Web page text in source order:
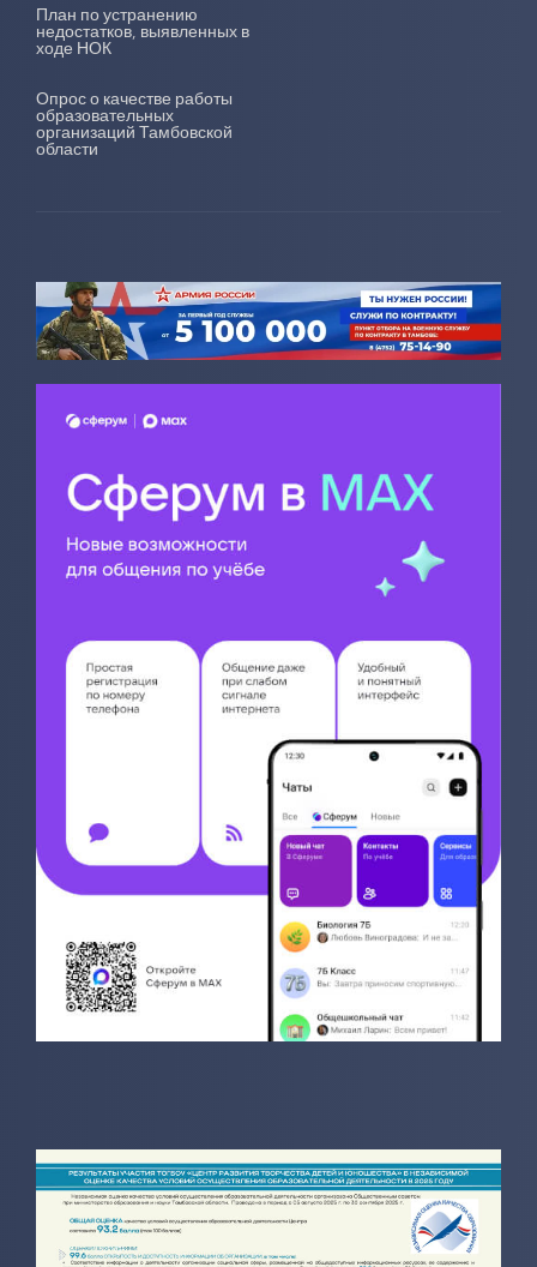
План по устранению
недостатков, выявленных в
ходе НОК
Опрос о качестве работы
образовательных
организаций Тамбовской
области